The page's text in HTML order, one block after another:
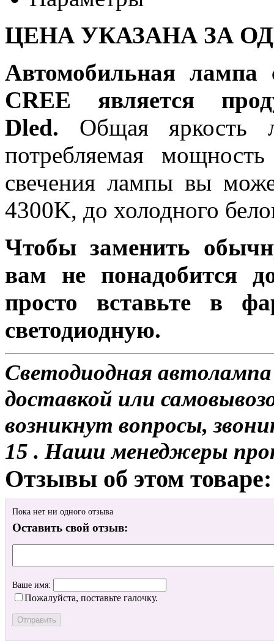
ЦЕНА УКАЗАНА ЗА
Автомобильная
CREE является
Dled. Общая яркость
потребляемая
свечения лампы вы
4300K, до холодного
Чтобы заменить
вам не понадобится
просто вставьте в
светодиодную.
Светодиодная
доставкой или
возникнут вопросы,
15 . Наши менеджеры
Отзывы об этом товаре:
Пока нет ни одного отзыва
Оставить свой отзыв:
Ваше имя:
Пожалуйста, поставьте галочку.